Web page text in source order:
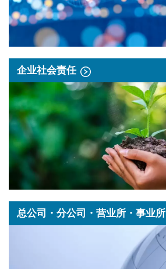
企业社会责任
总公司・分公司・营业所・事业所